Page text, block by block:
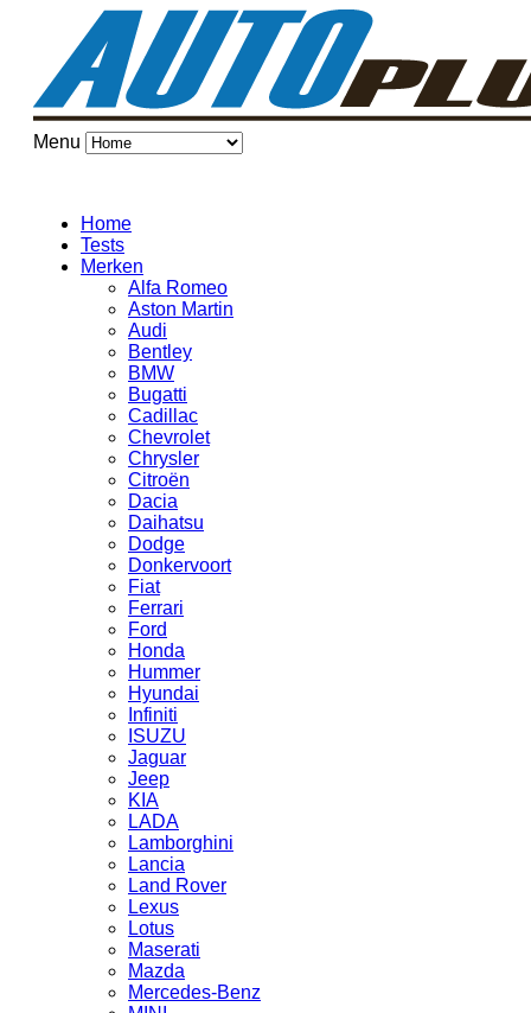
Menu
Home
Tests
Merken
Alfa Romeo
Aston Martin
Audi
Bentley
BMW
Bugatti
Cadillac
Chevrolet
Chrysler
Citroën
Dacia
Daihatsu
Dodge
Donkervoort
Fiat
Ferrari
Ford
Honda
Hummer
Hyundai
Infiniti
ISUZU
Jaguar
Jeep
KIA
LADA
Lamborghini
Lancia
Land Rover
Lexus
Lotus
Maserati
Mazda
Mercedes-Benz